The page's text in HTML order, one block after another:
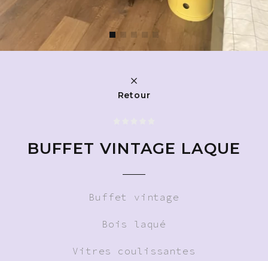
Retour
BUFFET VINTAGE LAQUE
Buffet vintage
Bois laqué
Vitres coulissantes